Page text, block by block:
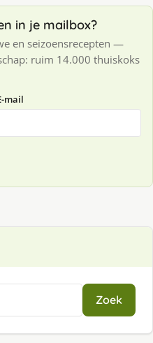
in je mailbox?
en seizoensrecepten —
ruim 14.000 thuiskoks
mail
Zoek